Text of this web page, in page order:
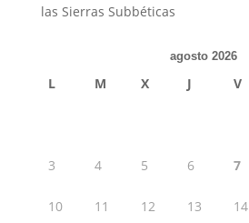
las Sierras Subbéticas
agosto 2026
L M X J V
3 4 5 6 7
10 11 12 13 14